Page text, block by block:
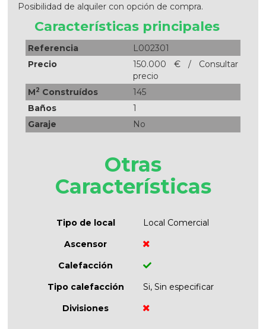
Posibilidad de alquiler con opción de compra.
Características principales
Referencia
L002301
Precio
150.000 € / Consultar
precio
M2 Construídos
145
Baños
1
Garaje
No
Otras
Características
Tipo de local
Local Comercial
Ascensor
Calefacción
Tipo calefacción
Si, Sin especificar
Divisiones